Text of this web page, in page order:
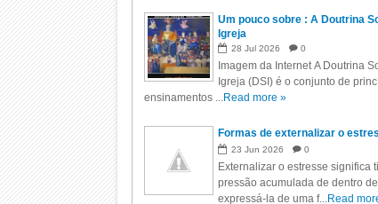
Um pouco sobre : A Doutrina
Igreja
28 Jul 2026 0
Imagem da Internet A Doutrina
Igreja (DSI) é o conjunto de
ensinamentos ...Read more »
Formas de externalizar o
23 Jun 2026 0
Externalizar o estresse significa
pressão acumulada de dentro
expressá-la de uma f...Read